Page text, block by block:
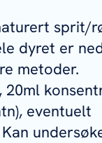
sprit/
dyret er
metoder.
20ml
eventuelt